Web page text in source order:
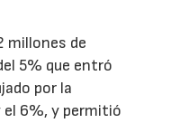
millones de
5% que entró
por la
el 6%, y permitió